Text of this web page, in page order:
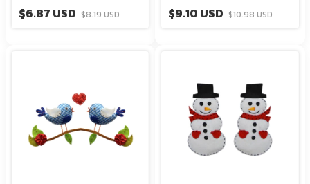
$6.87 USD $8.19 USD $9.10 USD $10.98 USD